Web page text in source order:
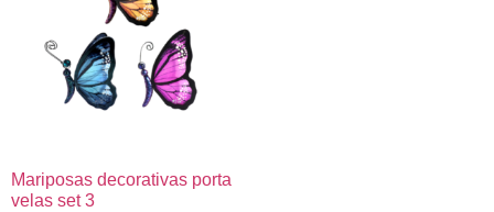
Mariposas decorativas porta
velas set 3